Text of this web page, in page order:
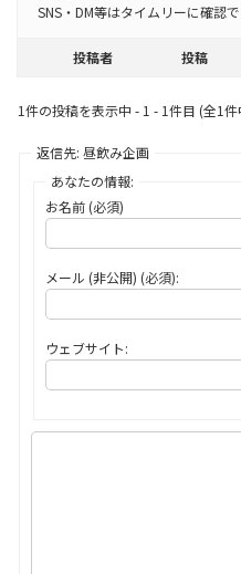
SNS・DM等はタイムリーに確認
投稿者 投稿
1件の投稿を表示中 - 1 - 1件目 (全1件
返信先: 昼飲み企画
あなたの情報:
お名前 (必須)
メール (非公開) (必須):
ウェブサイト: